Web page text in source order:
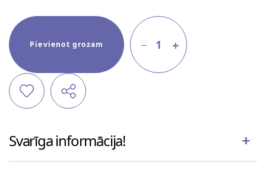
Pievienot grozam 1
Svarīga informācija!